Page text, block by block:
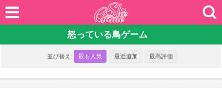
怒っている鳥ゲーム
並び替え: 最も人気 最近追加 最高評価